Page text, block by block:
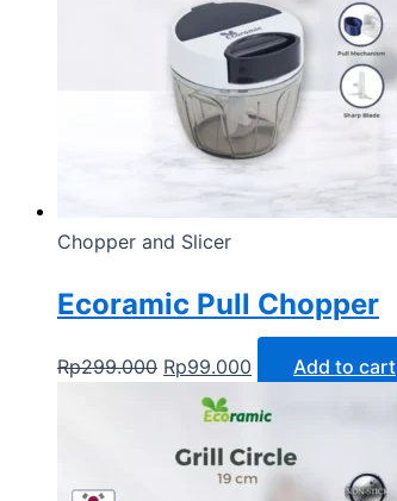
Chopper and Slicer
Ecoramic Pull Chopper
Rp299.000 Rp99.000 Add to cart